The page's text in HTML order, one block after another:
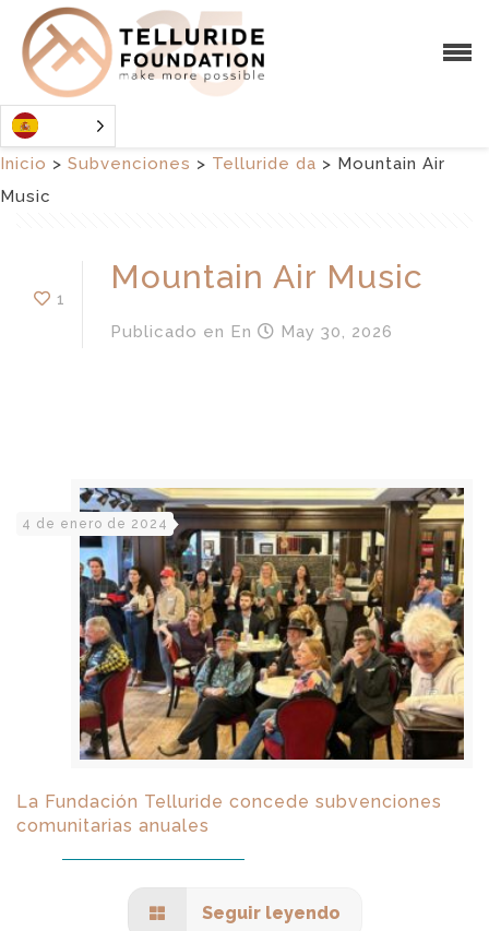
Inicio > Subvenciones > Telluride da > Mountain Air
Music
1
Mountain Air Music
Publicado en En May 30, 2026
4 de enero de 2024
La Fundación Telluride concede subvenciones
comunitarias anuales
Seguir leyendo